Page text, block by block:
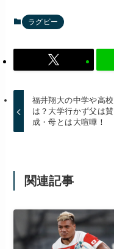
ラグビー
福井翔大の中学や高校
は？大学行かず父は賛
成・母とは大喧嘩！
関連記事